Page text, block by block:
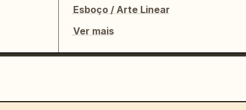
Esboço / Arte Linear
Ver mais